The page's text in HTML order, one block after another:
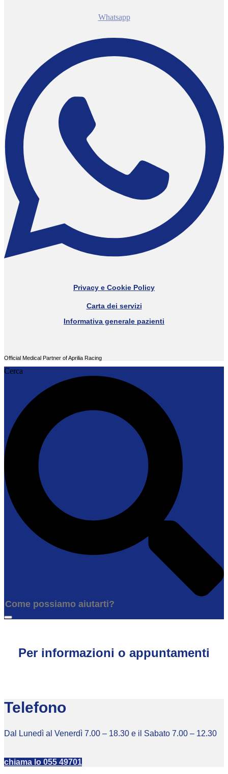
Whatsapp
Privacy e Cookie Policy
Carta dei servizi
Informativa generale pazienti
Official Medical Partner of Aprilia Racing
Cerca
Per informazioni o appuntamenti
Telefono
Dal Lunedì al Venerdì 7.00 – 18.30 e il Sabato 7.00 – 12.30
chiama lo 055 49701